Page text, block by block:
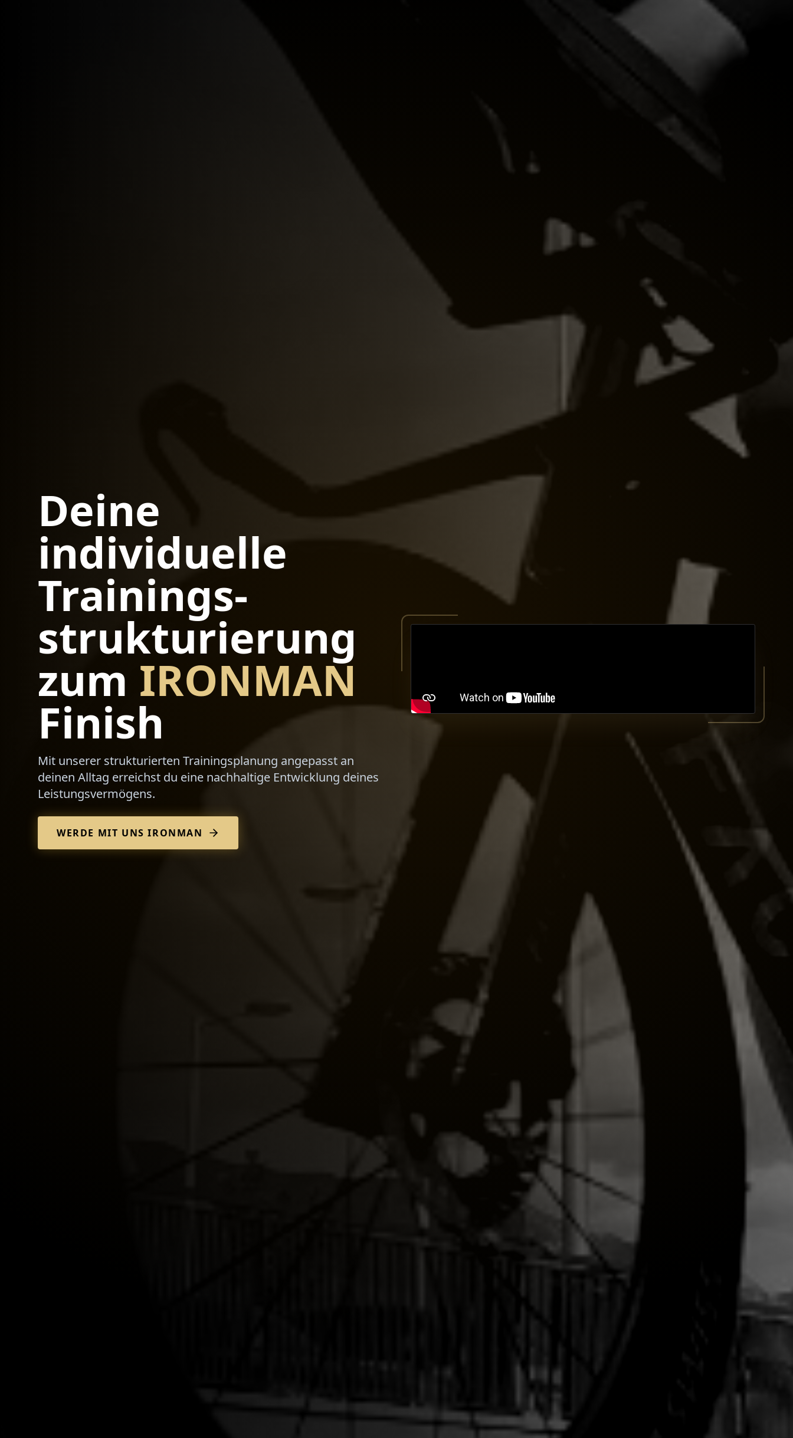
Deine
individuelle
Trainings-
strukturierung
zum IRONMAN
Finish
Mit unserer strukturierten Trainingsplanung angepasst an
deinen Alltag erreichst du eine nachhaltige Entwicklung deines
Leistungsvermögens.
WERDE MIT UNS IRONMAN